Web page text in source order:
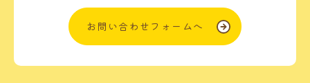
お問い合わせフォームへ